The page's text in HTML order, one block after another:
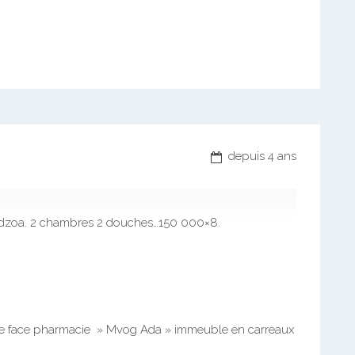
depuis 4 ans
2 chambres 2 douches…150 000×8.
face pharmacie » Mvog Ada » immeuble en carreaux